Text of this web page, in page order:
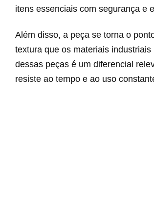
itens essenciais com segurança e
Além disso, a peça se torna o
textura que os materiais
dessas peças é um diferencial
resiste ao tempo e ao uso